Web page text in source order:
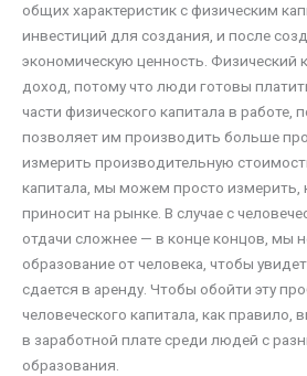
общих характеристик с физическим
инвестиций для создания, и после
экономическую ценность. Физический
доход, потому что люди готовы
части физического капитала в работе,
позволяет им производить больше
измерить производительную
капитала, мы можем просто измерить,
приносит на рынке. В случае с
отдачи сложнее — в конце концов, мы
образование от человека, чтобы
сдается в аренду. Чтобы обойти эту
человеческого капитала, как правило,
в заработной плате среди людей с
образования.